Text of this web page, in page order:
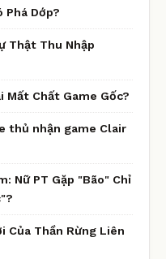
Phá Dớp?
Thật Thu Nhập
Mất Chất Game Gốc?
thủ nhận game Clair
Nữ PT Gặp "Bão" Chỉ
Của Thần Rừng Liên